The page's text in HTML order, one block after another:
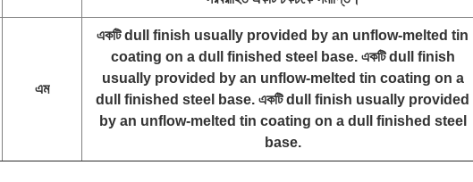
এম
একটি dull finish usually provided by an unflow-melted tin
coating on a dull finished steel base. একটি dull finish
usually provided by an unflow-melted tin coating on a
dull finished steel base. একটি dull finish usually provided
by an unflow-melted tin coating on a dull finished steel
base.